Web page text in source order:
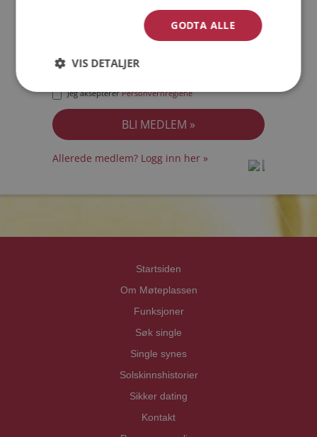
Jeg akseptererPersonvernreglene
Allerede medlem? Logg inn her »
Startsiden
Om Møteplassen
Funksjoner
Søk single
Single synes
Solskinnshistorier
Sikker dating
Kontakt
GODTA ALLE
VIS DETALJER